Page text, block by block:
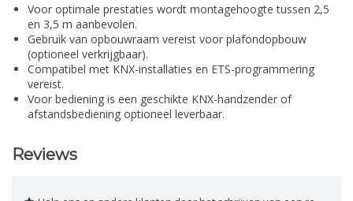
Voor optimale prestaties wordt montagehoogte tussen 2,5
en 3,5 m aanbevolen.
Gebruik van opbouwraam vereist voor plafondopbouw
(optioneel verkrijgbaar).
Compatibel met KNX-installaties en ETS-programmering
vereist.
Voor bediening is een geschikte KNX-handzender of
afstandsbediening optioneel leverbaar.
Reviews